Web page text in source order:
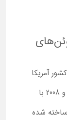
کشور آمریکا
است که به ترتیب در سال‌های 2006، 2007 و 2008 با
شده